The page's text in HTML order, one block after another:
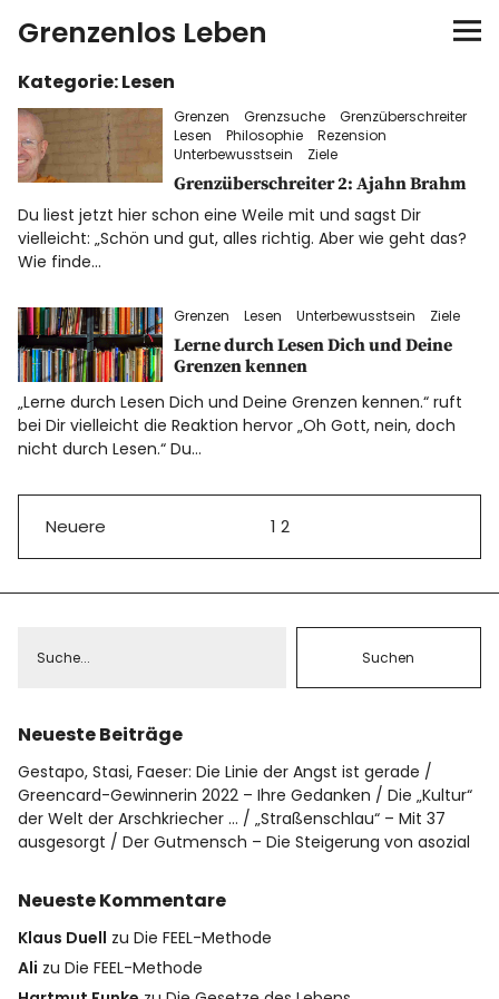
Grenzenlos Leben
Startseite
Autor
FEEL-Konzept
FEELution
Auswandern
Shop
Newsletter
Datenschutz
Info
Kategorie:Lesen
Grenzen Grenzsuche
Grenzüberschreiter
Lesen
Philosophie
Rezension
Unterbewusstsein
Ziele
Grenzüberschreiter 2: Ajahn Brahm
Du liest jetzt hier schon eine Weile mit und sagst Dir
vielleicht: „Schön und gut, alles richtig. Aber wie geht das?
Wie finde…
Grenzen Lesen Unterbewusstsein Ziele
Lerne durch Lesen Dich und Deine
Grenzen kennen
„Lerne durch Lesen Dich und Deine Grenzen kennen.“ ruft
bei Dir vielleicht die Reaktion hervor „Oh Gott, nein, doch
nicht durch Lesen.“ Du…
Neuere 1 2
Neueste Beiträge
Gestapo, Stasi, Faeser: Die Linie der Angst ist gerade
Greencard-Gewinnerin 2022 – Ihre Gedanken
Die „Kultur“
der Welt der Arschkriecher …
„Straßenschlau“ – Mit 37
ausgesorgt
Der Gutmensch – Die Steigerung von asozial
Neueste Kommentare
Klaus Duell zuDie FEEL-Methode
Ali zuDie FEEL-Methode